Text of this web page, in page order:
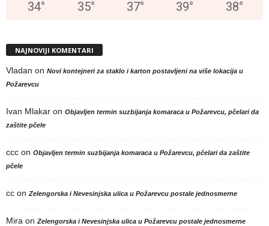
34° 35° 37° 39° 38°
NAJNOVIJI KOMENTARI
Vladan on Novi kontejneri za staklo i karton postavljeni na više lokacija u
Požarevcu
Ivan Mlakar on Objavljen termin suzbijanja komaraca u Požarevcu, pčelari da
zaštite pčele
ccc on Objavljen termin suzbijanja komaraca u Požarevcu, pčelari da zaštite
pčele
cc on Zelengorska i Nevesinjska ulica u Požarevcu postale jednosmerne
Mira on Zelengorska i Nevesinjska ulica u Požarevcu postale jednosmerne